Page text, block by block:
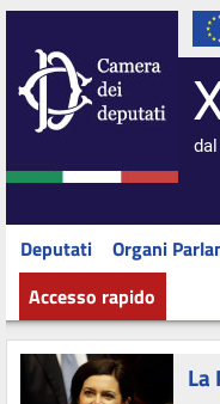
Deputati Organi
Accesso rapido
La